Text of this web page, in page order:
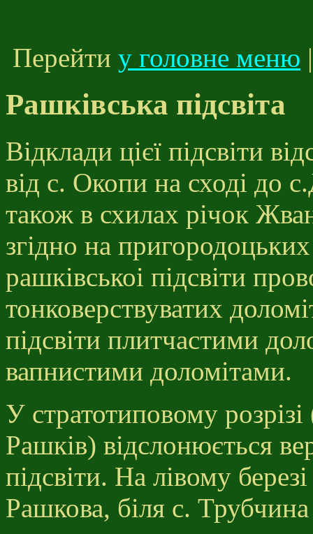
Перейти у головне меню
Рашківська підсвіта
Відклади цієї підсвіти
від с. Окопи на сході до
також в схилах річок
згідно на
рашківськоі підсвіти
тонковерствуватих
підсвіти плитчастими
вапнистими доломітами.
У стратотиповому
Рашків) відслонюється
підсвіти. На лівому
Рашкова, біля с.